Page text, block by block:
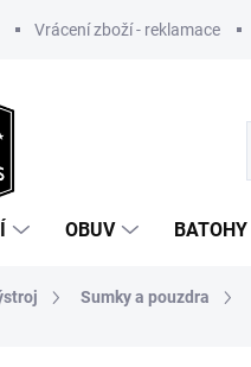
Vrácení zboží - reklamace
OBUV BATOHY
Sumky a pouzdra